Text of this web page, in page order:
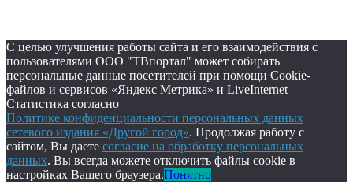
С целью улучшения работы сайта и его взаимодействия с
пользователями ООО "ТВпортал" может собирать
персональные данные посетителей при помощи Cookie-
файлов и сервисов «Яндекс Метрика» и LiveInternet
Статистика согласно
Политике конфиденциальности персональных данных
сетевого издания «Другой город». Продолжая работу с
сайтом, Вы даете согласие на обработку персональных
данных. Вы всегда можете отключить файлы cookie в
настройках Вашего браузера.Понятно